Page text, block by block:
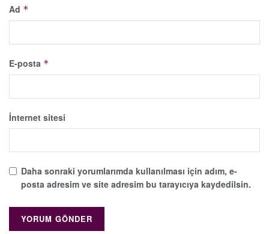
Ad *
E-posta *
İnternet sitesi
Daha sonraki yorumlarımda kullanılması için adım, e-
posta adresim ve site adresim bu tarayıcıya kaydedilsin.